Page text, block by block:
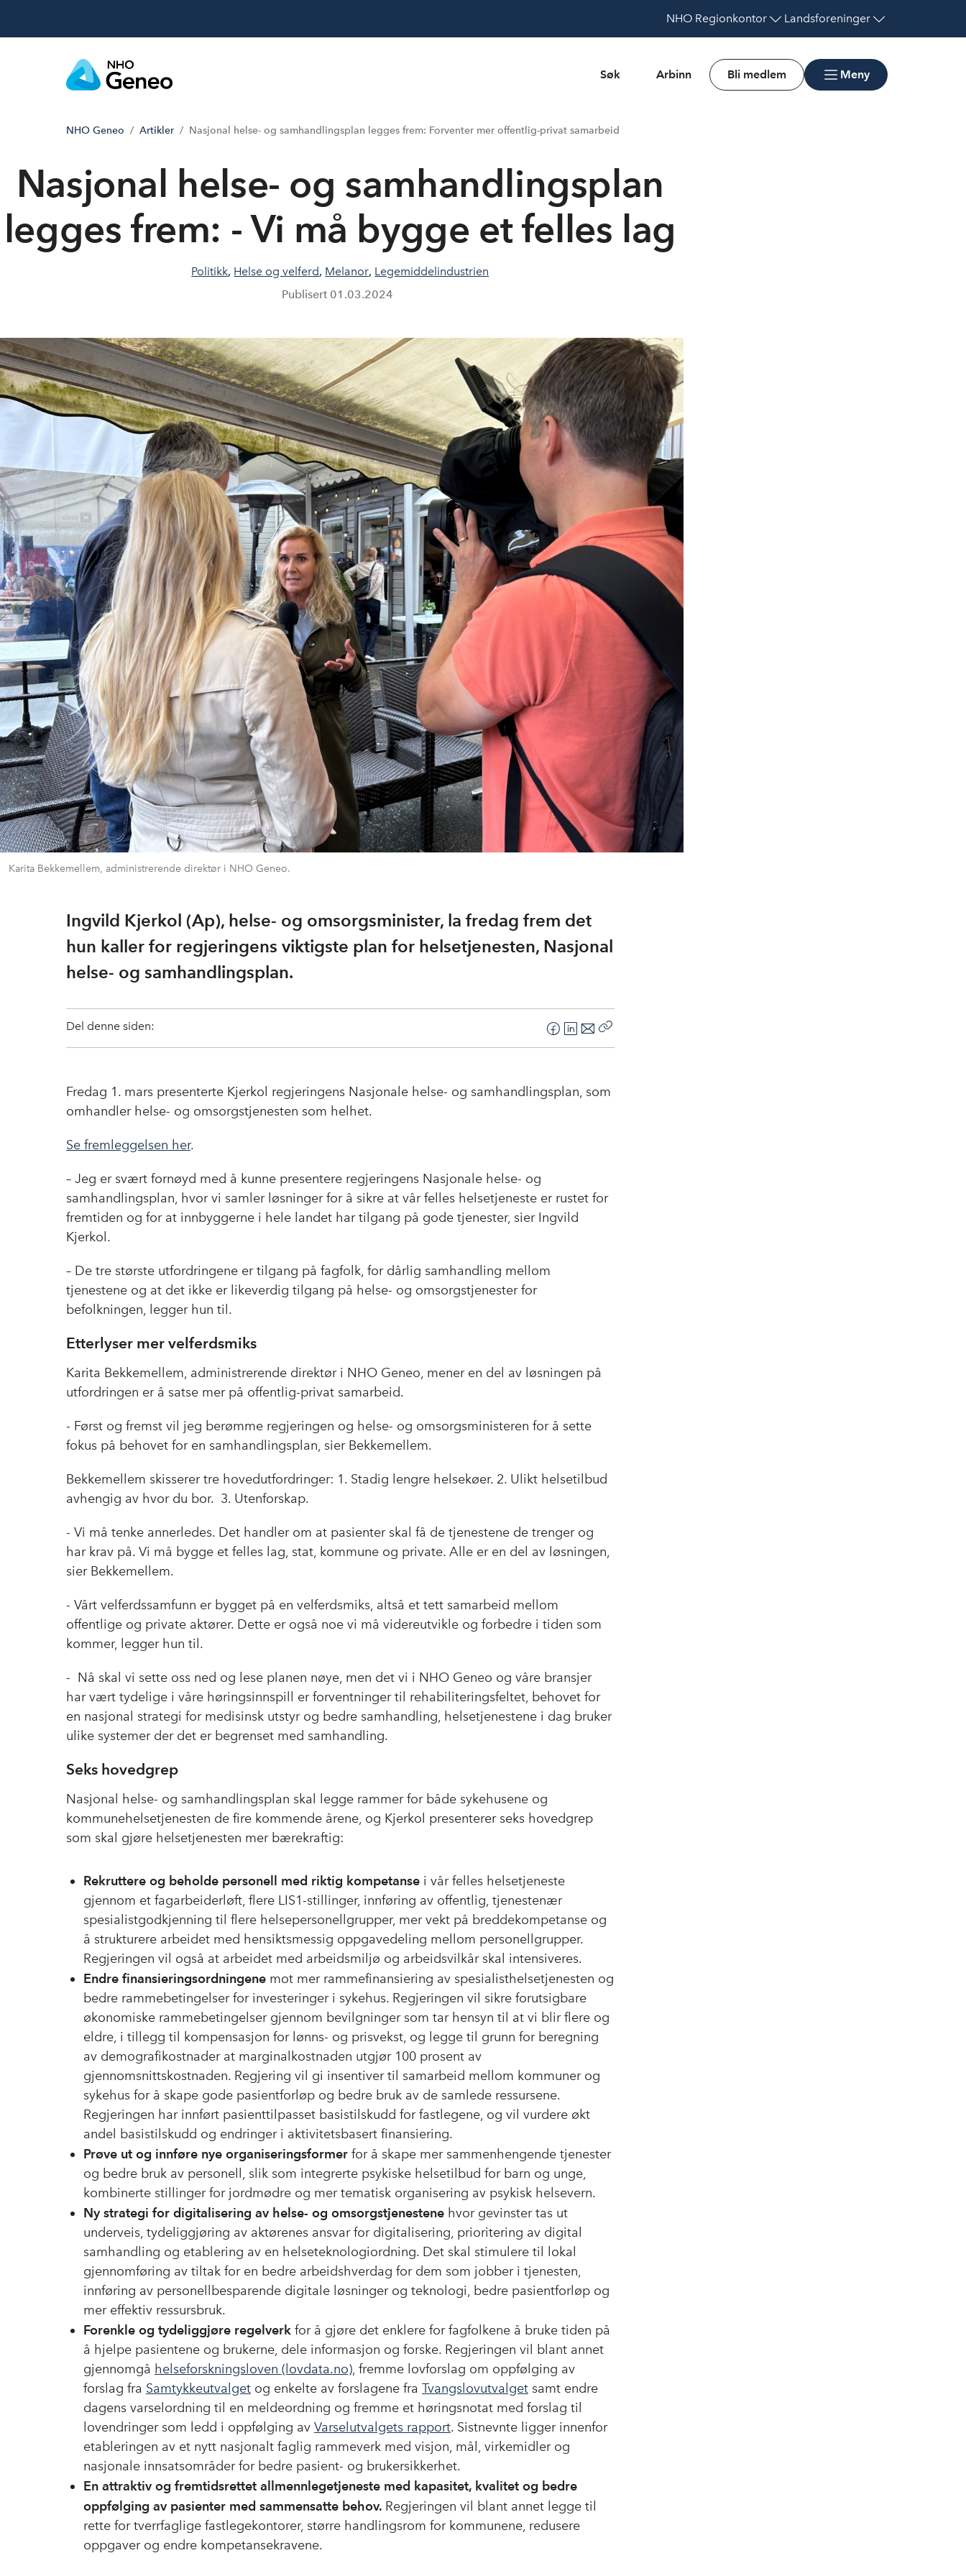
NHO Regionkontor Landsforeninger
Søk Arbinn Bli medlem Meny
NHO Geneo Artikler Nasjonal helse- og samhandlingsplan legges frem: Forventer mer offentlig-privat samarbeid
Nasjonal helse- og samhandlingsplan
legges frem: - Vi må bygge et felles lag
Politikk, Helse og velferd, Melanor, Legemiddelindustrien
Publisert 01.03.2024
Karita Bekkemellem, administrerende direktør i NHO Geneo.
Ingvild Kjerkol (Ap), helse- og omsorgsminister, la fredag frem det
hun kaller for regjeringens viktigste plan for helsetjenesten, Nasjonal
helse- og samhandlingsplan.
Del denne siden:
F
e
L
k
E
Fredag 1. mars presenterte Kjerkol regjeringens Nasjonale helse- og samhandlingsplan, som
omhandler helse- og omsorgstjenesten som helhet.
Se fremleggelsen her.
– Jeg er svært fornøyd med å kunne presentere regjeringens Nasjonale helse- og
samhandlingsplan, hvor vi samler løsninger for å sikre at vår felles helsetjeneste er rustet for
fremtiden og for at innbyggerne i hele landet har tilgang på gode tjenester, sier Ingvild
Kjerkol.
– De tre største utfordringene er tilgang på fagfolk, for dårlig samhandling mellom
tjenestene og at det ikke er likeverdig tilgang på helse- og omsorgstjenester for
befolkningen, legger hun til.
Etterlyser mer velferdsmiks
Karita Bekkemellem, administrerende direktør i NHO Geneo, mener en del av løsningen på
utfordringen er å satse mer på offentlig-privat samarbeid.
- Først og fremst vil jeg berømme regjeringen og helse- og omsorgsministeren for å sette
fokus på behovet for en samhandlingsplan, sier Bekkemellem.
Bekkemellem skisserer tre hovedutfordringer: 1. Stadig lengre helsekøer. 2. Ulikt helsetilbud
avhengig av hvor du bor. 3. Utenforskap.
- Vi må tenke annerledes. Det handler om at pasienter skal få de tjenestene de trenger og
har krav på. Vi må bygge et felles lag, stat, kommune og private. Alle er en del av løsningen,
sier Bekkemellem.
- Vårt velferdssamfunn er bygget på en velferdsmiks, altså et tett samarbeid mellom
offentlige og private aktører. Dette er også noe vi må videreutvikle og forbedre i tiden som
kommer, legger hun til.
- Nå skal vi sette oss ned og lese planen nøye, men det vi i NHO Geneo og våre bransjer
har vært tydelige i våre høringsinnspill er forventninger til rehabiliteringsfeltet, behovet for
en nasjonal strategi for medisinsk utstyr og bedre samhandling, helsetjenestene i dag bruker
ulike systemer der det er begrenset med samhandling.
Seks hovedgrep
Nasjonal helse- og samhandlingsplan skal legge rammer for både sykehusene og
kommunehelsetjenesten de fire kommende årene, og Kjerkol presenterer seks hovedgrep
som skal gjøre helsetjenesten mer bærekraftig:
Rekruttere og beholde personell med riktig kompetanse i vår felles helsetjeneste
gjennom et fagarbeiderløft, flere LIS1-stillinger, innføring av offentlig, tjenestenær
spesialistgodkjenning til flere helsepersonellgrupper, mer vekt på breddekompetanse og
å strukturere arbeidet med hensiktsmessig oppgavedeling mellom personellgrupper.
Regjeringen vil også at arbeidet med arbeidsmiljø og arbeidsvilkår skal intensiveres.
Endre finansieringsordningene mot mer rammefinansiering av spesialisthelsetjenesten og
bedre rammebetingelser for investeringer i sykehus. Regjeringen vil sikre forutsigbare
økonomiske rammebetingelser gjennom bevilgninger som tar hensyn til at vi blir flere og
eldre, i tillegg til kompensasjon for lønns- og prisvekst, og legge til grunn for beregning
av demografikostnader at marginalkostnaden utgjør 100 prosent av
gjennomsnittskostnaden. Regjering vil gi insentiver til samarbeid mellom kommuner og
sykehus for å skape gode pasientforløp og bedre bruk av de samlede ressursene.
Regjeringen har innført pasienttilpasset basistilskudd for fastlegene, og vil vurdere økt
andel basistilskudd og endringer i aktivitetsbasert finansiering.
Prøve ut og innføre nye organiseringsformer for å skape mer sammenhengende tjenester
og bedre bruk av personell, slik som integrerte psykiske helsetilbud for barn og unge,
kombinerte stillinger for jordmødre og mer tematisk organisering av psykisk helsevern.
Ny strategi for digitalisering av helse- og omsorgstjenestene hvor gevinster tas ut
underveis, tydeliggjøring av aktørenes ansvar for digitalisering, prioritering av digital
samhandling og etablering av en helseteknologiordning. Det skal stimulere til lokal
gjennomføring av tiltak for en bedre arbeidshverdag for dem som jobber i tjenesten,
innføring av personellbesparende digitale løsninger og teknologi, bedre pasientforløp og
mer effektiv ressursbruk.
Forenkle og tydeliggjøre regelverk for å gjøre det enklere for fagfolkene å bruke tiden på
å hjelpe pasientene og brukerne, dele informasjon og forske. Regjeringen vil blant annet
gjennomgå helseforskningsloven (lovdata.no), fremme lovforslag om oppfølging av
forslag fra Samtykkeutvalget og enkelte av forslagene fra Tvangslovutvalget samt endre
dagens varselordning til en meldeordning og fremme et høringsnotat med forslag til
lovendringer som ledd i oppfølging av Varselutvalgets rapport. Sistnevnte ligger innenfor
etableringen av et nytt nasjonalt faglig rammeverk med visjon, mål, virkemidler og
nasjonale innsatsområder for bedre pasient- og brukersikkerhet.
En attraktiv og fremtidsrettet allmennlegetjeneste med kapasitet, kvalitet og bedre
oppfølging av pasienter med sammensatte behov. Regjeringen vil blant annet legge til
rette for tverrfaglige fastlegekontorer, større handlingsrom for kommunene, redusere
oppgaver og endre kompetansekravene.